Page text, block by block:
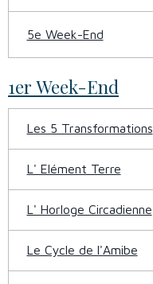
5e Week-End
1er Week-End
Les 5 Transformations
L' Elément Terre
L' Horloge Circadienne
Le Cycle de l'Amibe